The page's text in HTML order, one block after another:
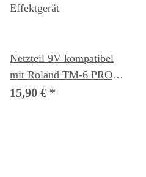
Netzteil 9V kompatibel
mit Roland TM-6 PRO
Effektgerät
15,90 € *